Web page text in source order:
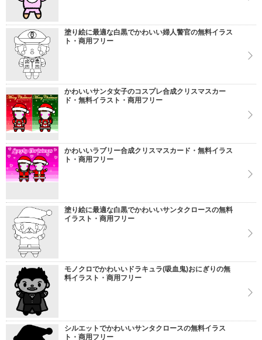
塗り絵に最適な白黒でかわいい婦人警官の無料イラス
ト・商用フリー
かわいいサンタ女子のコスプレ合成クリスマスカー
ド・無料イラスト・商用フリー
かわいいラブリー合成クリスマスカード・無料イラス
ト・商用フリー
塗り絵に最適な白黒でかわいいサンタクロースの無料
イラスト・商用フリー
モノクロでかわいいドラキュラ(吸血鬼)おにぎりの無
料イラスト・商用フリー
シルエットでかわいいサンタクロースの無料イラス
ト・商用フリー